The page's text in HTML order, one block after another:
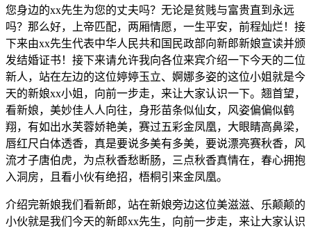
您身边的xx先生为您的丈夫吗？无论是贫贱与富贵直到永远
吗？那么好，上帝匹配，两厢情愿，一生平安，前程灿烂！接
下来由xx先生代表中华人民共和国民政部向新郎新娘宣读并颁
发结婚证书！接下来请允许我向各位来宾介绍一下今天的二位
新人，站在左边的这位婷婷玉立、婀娜多姿的这位小姐就是今
天的新娘xx小姐，向前一步走，来让大家认识一下。翘首望，
看新娘，美妙佳人人向往，身形苗条似仙女，风姿偏偏似鹤
翔，有如出水芙蓉娇艳美，赛过五彩金凤凰，大眼睛高鼻梁，
唇红尺白体透香，真是要说多美有多美，要说漂亮赛秋香，风
流才子唐伯虎，为点秋香愁断肠，三点秋香真情在，春心拥抱
入洞房，且看小伙有绝招，梧桐引来金凤凰。
介绍完新娘我们看新郎，站在新娘旁边这位美滋滋、乐颠颠的
小伙就是我们今天的新郎xx先生，向前一步走，来让大家认识